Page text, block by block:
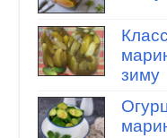
зиму